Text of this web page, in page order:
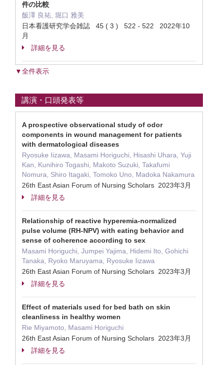
件の比較
飯澤 良祐, 堀口 雅美
日本看護研究学会雑誌 45 ( 3 ) 522 - 522 2022年10
月
詳細を見る
▼全件表示
講演・口頭発表等
A prospective observational study of odor
components in wound management for patients
with dermatological diseases
Ryosuke Iizawa, Masami Horiguchi, Hisashi Uhara, Yuji
Kan, Kunihiro Togashi, Makoto Suzuki, Takafumi
Nomura, Shiro Itagaki, Tomoko Uno, Madoka Nakamura
26th East Asian Forum of Nursing Scholars 2023年3月
詳細を見る
Relationship of reactive hyperemia-normalized
pulse volume (RH-NPV) with eating behavior and
sense of coherence according to sex
Masami Horiguchi, Jumpei Yajima, Hidemi Ito, Gohichi
Tanaka, Ryoko Maruyama, Ryosuke Iizawa
26th East Asian Forum of Nursing Scholars 2023年3月
詳細を見る
Effect of materials used for bed bath on skin
cleanliness in healthy women
Rie Miyamoto, Masami Horiguchi
26th East Asian Forum of Nursing Scholars 2023年3月
詳細を見る